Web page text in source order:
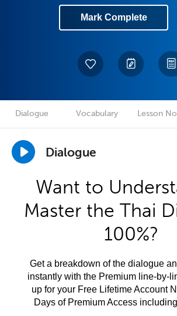
Mark Complete
Dialogue Vocabulary Lesson
Dialogue
Want to
Master the Thai
100%?
Get a breakdown of the dialogue
instantly with the Premium line-by-
up for your Free Lifetime Account
Days of Premium Access